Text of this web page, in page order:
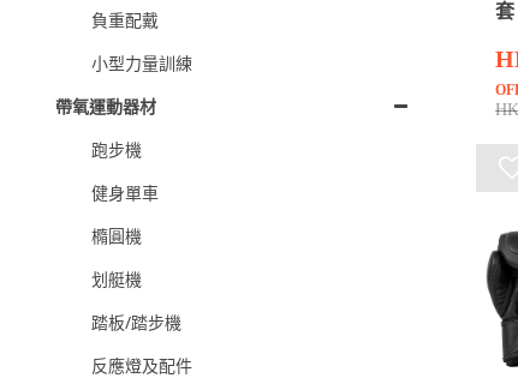
負重配戴
小型力量訓練
帶氧運動器材
跑步機
健身單車
橢圓機
划艇機
踏板/踏步機
反應燈及配件
套